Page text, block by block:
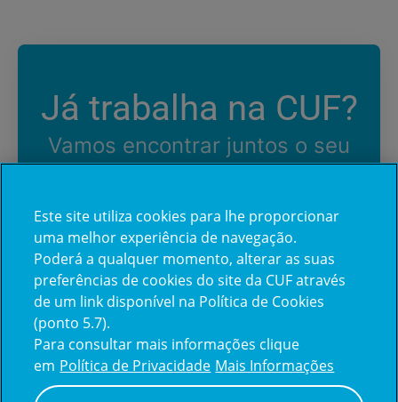
Já trabalha na CUF?
Vamos encontrar juntos o seu
Iniciar sessão
Este site utiliza cookies para lhe proporcionar
uma melhor experiência de navegação.
Poderá a qualquer momento, alterar as suas
preferências de cookies do site da CUF através
de um link disponível na Política de Cookies
(ponto 5.7).
Para consultar mais informações clique
em Política de Privacidade Mais Informações